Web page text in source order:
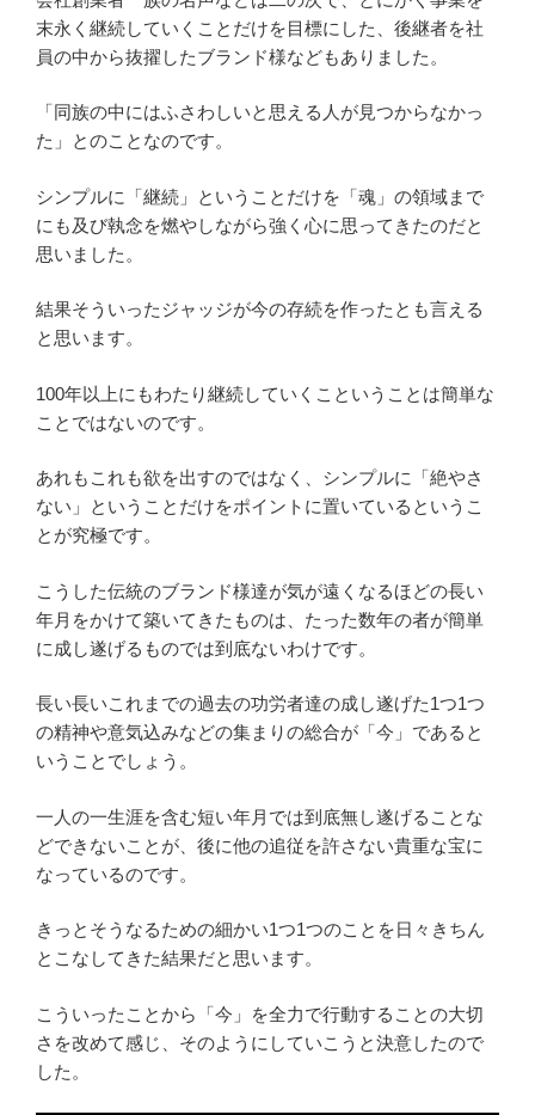
末永く継続していくことだけを目標にした、後継者を社
員の中から抜擢したブランド様などもありました。
「同族の中にはふさわしいと思える人が見つからなかっ
た」とのことなのです。
シンプルに「継続」ということだけを「魂」の領域まで
にも及び執念を燃やしながら強く心に思ってきたのだと
思いました。
結果そういったジャッジが今の存続を作ったとも言える
と思います。
100年以上にもわたり継続していくこということは簡単な
ことではないのです。
あれもこれも欲を出すのではなく、シンプルに「絶やさ
ない」ということだけをポイントに置いているというこ
とが究極です。
こうした伝統のブランド様達が気が遠くなるほどの長い
年月をかけて築いてきたものは、たった数年の者が簡単
に成し遂げるものでは到底ないわけです。
長い長いこれまでの過去の功労者達の成し遂げた1つ1つ
の精神や意気込みなどの集まりの総合が「今」であると
いうことでしょう。
一人の一生涯を含む短い年月では到底無し遂げることな
どできないことが、後に他の追従を許さない貴重な宝に
なっているのです。
きっとそうなるための細かい1つ1つのことを日々きちん
とこなしてきた結果だと思います。
こういったことから「今」を全力で行動することの大切
さを改めて感じ、そのようにしていこうと決意したので
した。